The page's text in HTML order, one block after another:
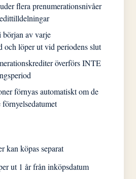
flera prenumerationsnivåer
av varje
och löper ut vid periodens slut
överförs INTE
förnyas automatiskt om de
kan köpas separat
ut 1 år från inköpsdatum